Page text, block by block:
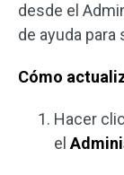
desde el
de ayuda para
Cómo
Hacer
el